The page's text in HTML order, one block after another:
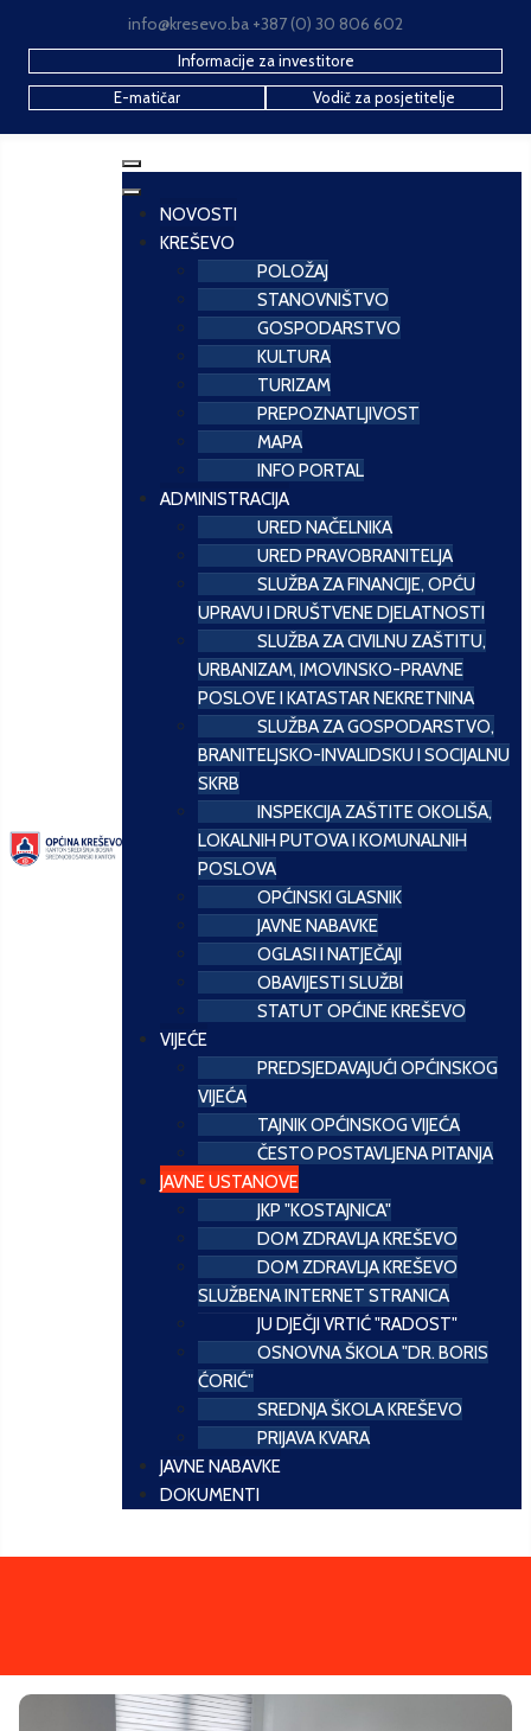
info@kresevo.ba +387 (0) 30 806 602
Informacije za investitore
E-matičar
Vodič za posjetitelje
NOVOSTI
KREŠEVO
POLOŽAJ
STANOVNIŠTVO
GOSPODARSTVO
KULTURA
TURIZAM
PREPOZNATLJIVOST
MAPA
INFO PORTAL
ADMINISTRACIJA
URED NAČELNIKA
URED PRAVOBRANITELJA
SLUŽBA ZA FINANCIJE, OPĆU
UPRAVU I DRUŠTVENE DJELATNOSTI
SLUŽBA ZA CIVILNU ZAŠTITU,
URBANIZAM, IMOVINSKO-PRAVNE
POSLOVE I KATASTAR NEKRETNINA
SLUŽBA ZA GOSPODARSTVO,
BRANITELJSKO-INVALIDSKU I SOCIJALNU
SKRB
INSPEKCIJA ZAŠTITE OKOLIŠA,
LOKALNIH PUTOVA I KOMUNALNIH
POSLOVA
OPĆINSKI GLASNIK
JAVNE NABAVKE
OGLASI I NATJEČAJI
OBAVIJESTI SLUŽBI
STATUT OPĆINE KREŠEVO
VIJEĆE
PREDSJEDAVAJUĆI OPĆINSKOG
VIJEĆA
TAJNIK OPĆINSKOG VIJEĆA
ČESTO POSTAVLJENA PITANJA
JAVNE USTANOVE
JKP "KOSTAJNICA"
DOM ZDRAVLJA KREŠEVO
DOM ZDRAVLJA KREŠEVO
SLUŽBENA INTERNET STRANICA
JU DJEČJI VRTIĆ "RADOST"
OSNOVNA ŠKOLA "DR. BORIS
ĆORIĆ"
SREDNJA ŠKOLA KREŠEVO
PRIJAVA KVARA
JAVNE NABAVKE
DOKUMENTI